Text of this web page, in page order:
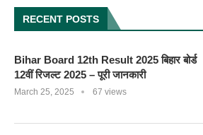
RECENT POSTS
Bihar Board 12th Result 2025 बिहार बोर्ड
12वीं रिजल्ट 2025 – पूरी जानकारी
March 25, 2025 67 views